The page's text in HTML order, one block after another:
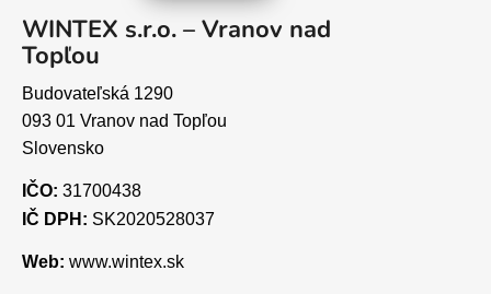
WINTEX s.r.o. – Vranov nad
Topľou
Budovateľská 1290
093 01 Vranov nad Topľou
Slovensko
IČO: 31700438
IČ DPH: SK2020528037
Web: www.wintex.sk